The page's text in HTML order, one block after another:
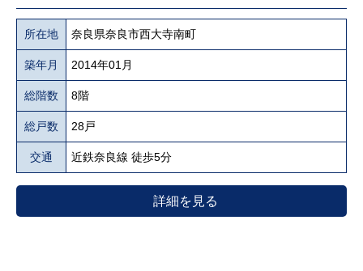
所在地 奈良県奈良市西大寺南町
築年月 2014年01月
総階数 8階
総戸数 28戸
交通 近鉄奈良線 徒歩5分
詳細を見る